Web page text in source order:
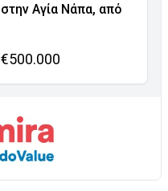
στην Αγία Νάπα, από
€500.000